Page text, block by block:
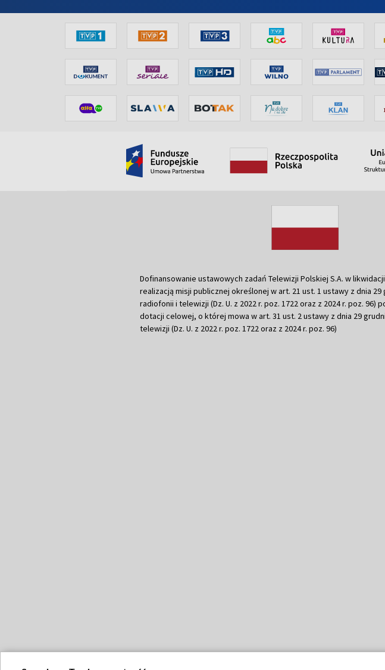
Dofinansowanie ustawowych zadań Telewizji Polskiej S.A. w
realizacją misji publicznej określonej w art. 21 ust. 1 ustawy z dnia 29
radiofonii i telewizji (Dz. U. z 2022 r. poz. 1722 oraz z 2024 r. poz. 96)
dotacji celowej, o której mowa w art. 31 ust. 2 ustawy z dnia 29
telewizji (Dz. U. z 2022 r. poz. 1722 oraz z 2024 r. poz. 96)